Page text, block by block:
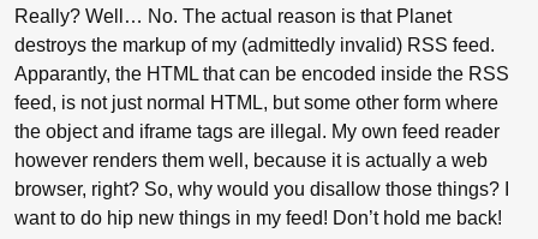
Really? Well… No. The actual reason is that Planet
destroys the markup of my (admittedly invalid) RSS feed.
Apparantly, the HTML that can be encoded inside the RSS
feed, is not just normal HTML, but some other form where
the object and iframe tags are illegal. My own feed reader
however renders them well, because it is actually a web
browser, right? So, why would you disallow those things? I
want to do hip new things in my feed! Don’t hold me back!